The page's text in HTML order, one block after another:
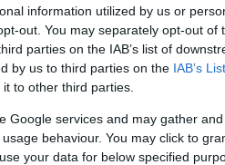
information utilized by us or
out. You may separately opt-out of
parties on the IAB’s list of
by us to third parties on the IAB’s
to other third parties.
Google services and may gather
behaviour. You may click to
your data for below specified